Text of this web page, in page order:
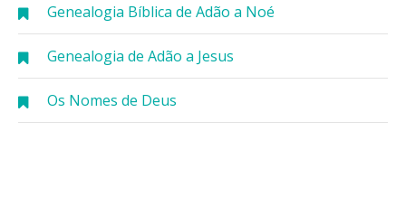
Genealogia Bíblica de Adão a Noé
Genealogia de Adão a Jesus
Os Nomes de Deus